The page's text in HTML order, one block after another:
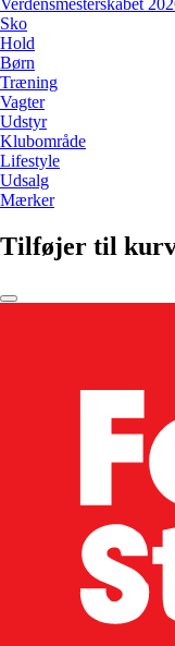
Verdensmesterskabet
Sko
Hold
Børn
Træning
Vagter
Udstyr
Klubområde
Lifestyle
Udsalg
Mærker
Tilføjer til